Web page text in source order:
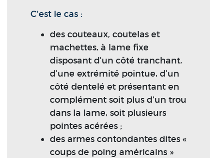
C’est le cas :
des couteaux, coutelas et
machettes, à lame fixe
disposant d’un côté tranchant,
d’une extrémité pointue, d’un
côté dentelé et présentant en
complément soit plus d’un trou
dans la lame, soit plusieurs
pointes acérées ;
des armes contondantes dites «
coups de poing américains »